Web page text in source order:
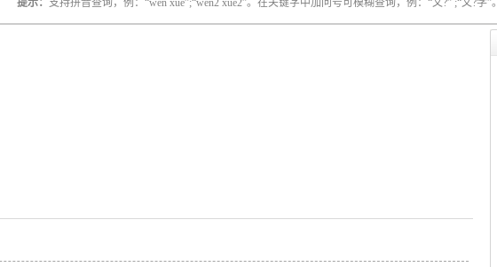
提示： 支持拼音查询，例：“wen xue”;“wen2 xue2”。在关键字中加问号可模糊查询，例：“文?” ;“文?学”。